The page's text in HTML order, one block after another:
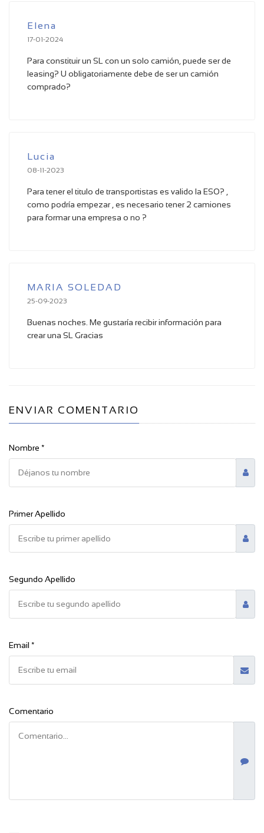
Elena
17-01-2024
Para constituir un SL con un solo camión, puede ser de
leasing? U obligatoriamente debe de ser un camión
comprado?
Lucia
08-11-2023
Para tener el titulo de transportistas es valido la ESO? ,
como podría empezar , es necesario tener 2 camiones
para formar una empresa o no ?
MARIA SOLEDAD
25-09-2023
Buenas noches. Me gustaría recibir información para
crear una SL Gracias
ENVIAR COMENTARIO
Nombre *
Primer Apellido
Segundo Apellido
Email *
Comentario